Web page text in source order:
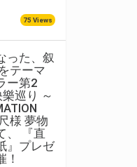
75 Views
った、叙
テーマ
ー第2
巡り ～
様 夢物
、 『直
』プレゼ
！